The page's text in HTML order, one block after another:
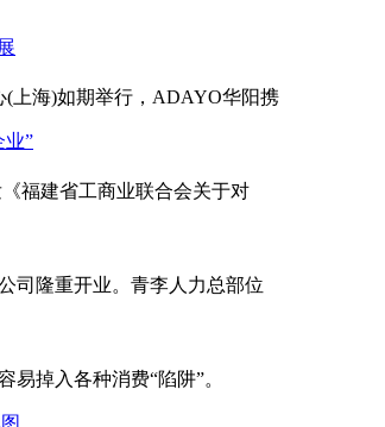
海)如期举行，ADAYO华阳携
福建省工商业联合会关于对
隆重开业。青李人力总部位
掉入各种消费“陷阱”。